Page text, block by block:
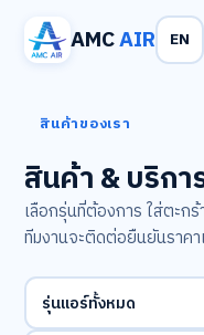
AMCAIR
สินค้าของเรา
สินค้า & บริกา
เลือกรุ่นที่ต้องการ ใส่ตะก
ทีมงานจะติดต่อยืนยันราค